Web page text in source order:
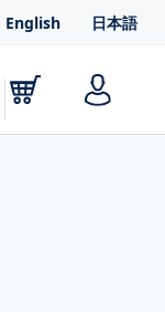
English 日本語